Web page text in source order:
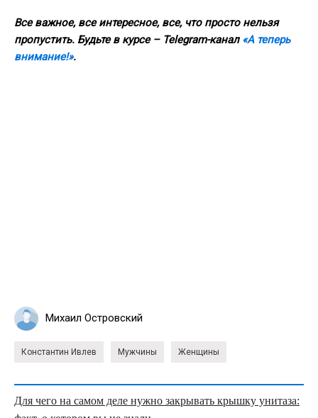
Все важное, все интересное, все, что просто нельзя
пропустить. Будьте в курсе – Telegram-канал «А теперь
внимание!».
Михаил Островский
Константин Ивлев Мужчины Женщины
Для чего на самом деле нужно закрывать крышку унитаза: